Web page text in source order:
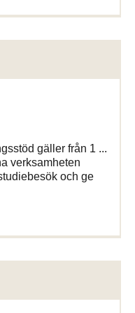
gäller från 1 ...
verksamheten
och ge